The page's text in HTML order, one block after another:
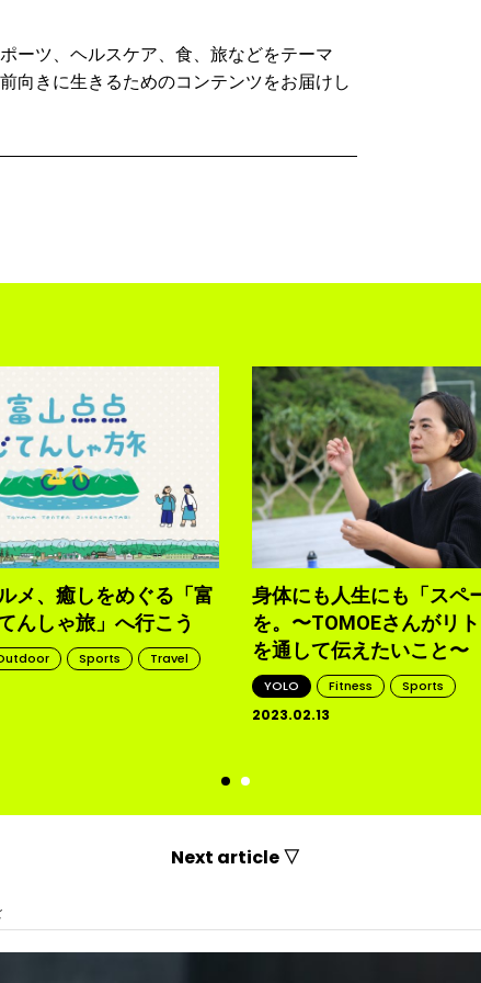
ーツ、ヘルスケア、食、旅などをテーマ
向きに生きるためのコンテンツをお届けし
メ、癒しをめぐる「富
んしゃ旅」へ行こう
Sports
Travel
身体にも人生にも「スペ
を。〜TOMOEさんがリ
を通して伝えたいこと〜
YOLO Fitness Sports
2023.02.13
Next article ▽